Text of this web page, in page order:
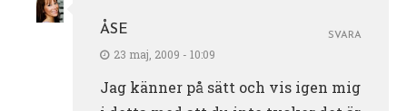
ÅSE
23 maj, 2009 - 10:09
Jag känner på sätt och vis igen mig
SVARA